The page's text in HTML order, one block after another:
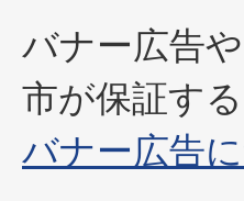
バナー広告
市が保証す
バナー広告